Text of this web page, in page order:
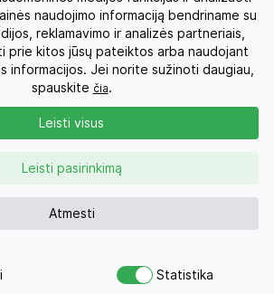
slapukai, kurie padeda
paslaugų kokybę.
jūs sutinkate su slapukų
naudojimo informaciją bendriname su
reklamavimo ir analizės partneriais,
prie kitos jūsų pateiktos arba naudojant
informacijos. Jei norite sužinoti daugiau,
spauskite čia.
Atmesti
Leisti pasirinkimą
Leisti visus
Statistika